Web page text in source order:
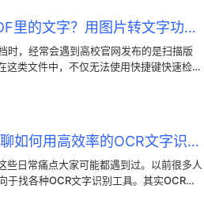
无法直接复制录取名单PDF里的文字？用图片转文字功能快速提取
时，经常会遇到高校官网发布的是扫描版
这类文件中，不仅无法使用快捷键快速检索
图片转文字怎么操作？聊聊如何用高效率的OCR文字识别解决提取难题
些日常痛点大家可能都遇到过。以前很多人
于找各种OCR文字识别工具。其实OCR文
今天就借着这款工具，跟大家聊聊如何通